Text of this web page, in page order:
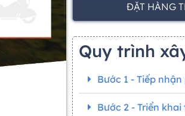
ĐẶT HÀNG
Quy trình
Bước 1 - Tiếp
Bước 2 - Triển